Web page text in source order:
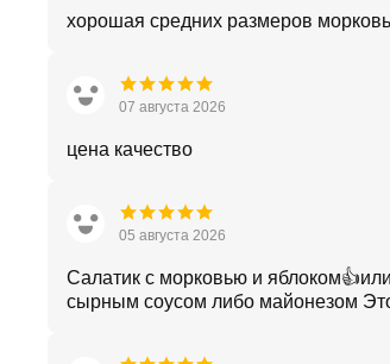
хорошая средних размеров морковь
07 августа 2026
цена качество
05 августа 2026
Салатик с морковью и
сырным соусом либо майонезом